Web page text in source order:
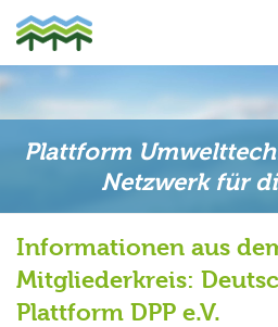
Plattform
Netzwerk für
Informationen aus
Mitgliederkreis:
Plattform DPP e.V.